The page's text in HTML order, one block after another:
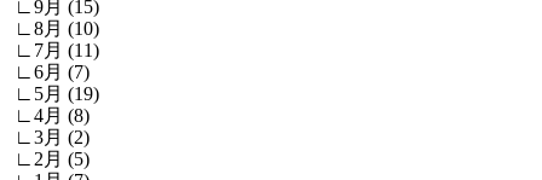
∟9月 (15)
∟8月 (10)
∟7月 (11)
∟6月 (7)
∟5月 (19)
∟4月 (8)
∟3月 (2)
∟2月 (5)